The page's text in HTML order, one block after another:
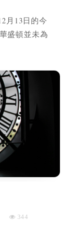
月13日的今
盛頓並未為
344